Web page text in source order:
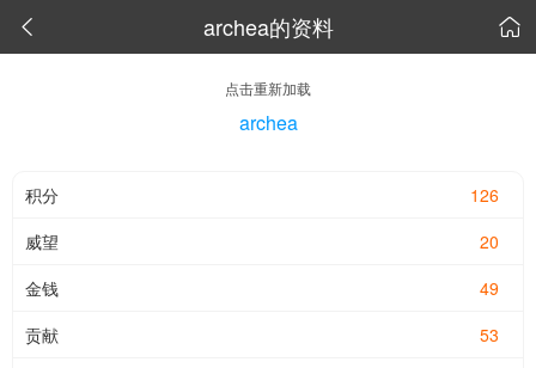
 archea的资料 
点击重新加载
archea
126
积分
20
威望
49
金钱
53
贡献